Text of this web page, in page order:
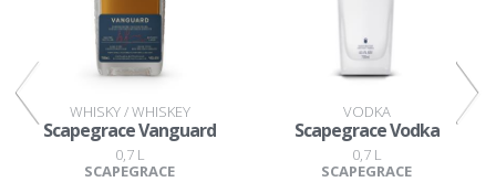
WHISKY / WHISKEY
Scapegrace Vanguard
0,7 L
SCAPEGRACE
VODKA
Scapegrace Vodka
0,7 L
SCAPEGRACE